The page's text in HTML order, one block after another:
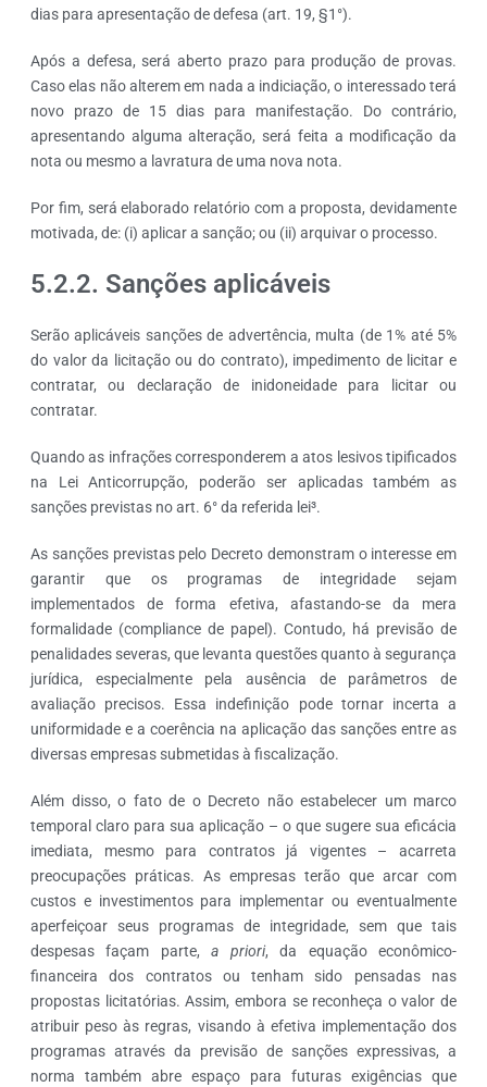
dias para apresentação de defesa (art. 19, §1°).
Após a defesa, será aberto prazo para produção de provas.
Caso elas não alterem em nada a indiciação, o interessado terá
novo prazo de 15 dias para manifestação. Do contrário,
apresentando alguma alteração, será feita a modificação da
nota ou mesmo a lavratura de uma nova nota.
Por fim, será elaborado relatório com a proposta, devidamente
motivada, de: (i) aplicar a sanção; ou (ii) arquivar o processo.
5.2.2. Sanções aplicáveis
Serão aplicáveis sanções de advertência, multa (de 1% até 5%
do valor da licitação ou do contrato), impedimento de licitar e
contratar, ou declaração de inidoneidade para licitar ou
contratar.
Quando as infrações corresponderem a atos lesivos tipificados
na Lei Anticorrupção, poderão ser aplicadas também as
sanções previstas no art. 6° da referida lei³.
As sanções previstas pelo Decreto demonstram o interesse em
garantir que os programas de integridade sejam
implementados de forma efetiva, afastando-se da mera
formalidade (compliance de papel). Contudo, há previsão de
penalidades severas, que levanta questões quanto à segurança
jurídica, especialmente pela ausência de parâmetros de
avaliação precisos. Essa indefinição pode tornar incerta a
uniformidade e a coerência na aplicação das sanções entre as
diversas empresas submetidas à fiscalização.
Além disso, o fato de o Decreto não estabelecer um marco
temporal claro para sua aplicação – o que sugere sua eficácia
imediata, mesmo para contratos já vigentes – acarreta
preocupações práticas. As empresas terão que arcar com
custos e investimentos para implementar ou eventualmente
aperfeiçoar seus programas de integridade, sem que tais
despesas façam parte,a priori, da equação econômico-
financeira dos contratos ou tenham sido pensadas nas
propostas licitatórias. Assim, embora se reconheça o valor de
atribuir peso às regras, visando à efetiva implementação dos
programas através da previsão de sanções expressivas, a
norma também abre espaço para futuras exigências que